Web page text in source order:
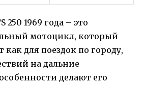
250 1969 года – это
мотоцикл, который
для поездок по городу,
на дальние
делают его